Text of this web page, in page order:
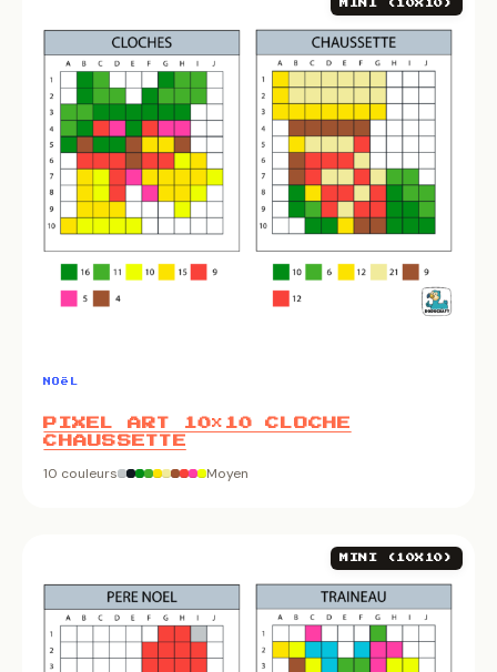
MINI (10X10)
NOëL
PIXEL ART 10×10 CLOCHE
CHAUSSETTE
10 couleurs Moyen
MINI (10X10)